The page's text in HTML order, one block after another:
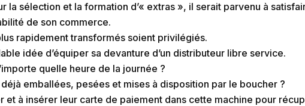
la sélection et la formation d’« extras », il serait parvenu à
de son commerce.
rapidement transformés soient privilégiés.
idée d’équiper sa devanture d’un distributeur libre service.
quelle heure de la journée ?
emballées, pesées et mises à disposition par le boucher ?
et à insérer leur carte de paiement dans cette machine pour